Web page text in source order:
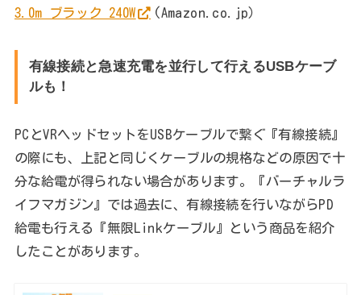
3.0m ブラック 240W (Amazon.co.jp）
有線接続と急速充電を並行して行えるUSBケーブ
ルも！
PCとVRヘッドセットをUSBケーブルで繋ぐ『有線接続』
の際にも、上記と同じくケーブルの規格などの原因で十
分な給電が得られない場合があります。『バーチャルラ
イフマガジン』では過去に、有線接続を行いながらPD
給電も行える『無限Linkケーブル』という商品を紹介
したことがあります。